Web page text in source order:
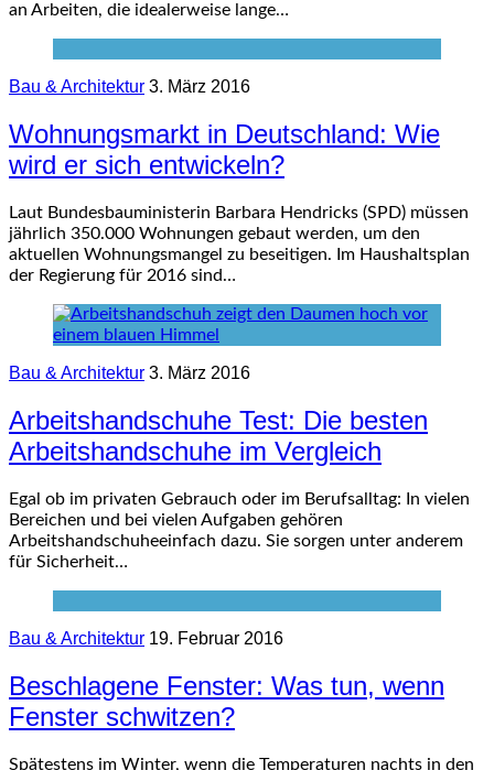
an Arbeiten, die idealerweise lange…
Bau & Architektur 3. März 2016
Wohnungsmarkt in Deutschland: Wie
wird er sich entwickeln?
Laut Bundesbauministerin Barbara Hendricks (SPD) müssen
jährlich 350.000 Wohnungen gebaut werden, um den
aktuellen Wohnungsmangel zu beseitigen. Im Haushaltsplan
der Regierung für 2016 sind…
Bau & Architektur 3. März 2016
Arbeitshandschuhe Test: Die besten
Arbeitshandschuhe im Vergleich
Egal ob im privaten Gebrauch oder im Berufsalltag: In vielen
Bereichen und bei vielen Aufgaben gehören
Arbeitshandschuheeinfach dazu. Sie sorgen unter anderem
für Sicherheit…
Bau & Architektur 19. Februar 2016
Beschlagene Fenster: Was tun, wenn
Fenster schwitzen?
Spätestens im Winter, wenn die Temperaturen nachts in den